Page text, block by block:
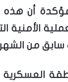
مؤكدة أن
سابق من
العسكرية